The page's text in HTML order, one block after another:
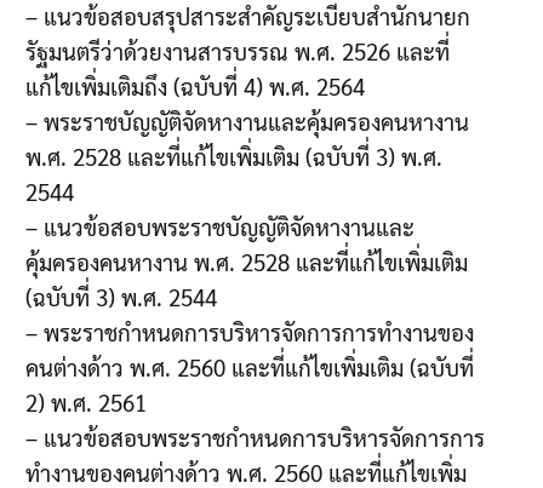
– แนวข้อสอบสรุปสาระสำคัญระเบียบสำนักนายก
รัฐมนตรีว่าด้วยงานสารบรรณ พ.ศ. 2526 และที่
แก้ไขเพิ่มเติมถึง (ฉบับที่ 4) พ.ศ. 2564
– พระราชบัญญัติจัดหางานและคุ้มครองคนหางาน
พ.ศ. 2528 และที่แก้ไขเพิ่มเติม (ฉบับที่ 3) พ.ศ.
2544
– แนวข้อสอบพระราชบัญญัติจัดหางานและ
คุ้มครองคนหางาน พ.ศ. 2528 และที่แก้ไขเพิ่มเติม
(ฉบับที่ 3) พ.ศ. 2544
– พระราชกำหนดการบริหารจัดการการทำงานของ
คนต่างด้าว พ.ศ. 2560 และที่แก้ไขเพิ่มเติม (ฉบับที่
2) พ.ศ. 2561
– แนวข้อสอบพระราชกำหนดการบริหารจัดการการ
ทำงานของคนต่างด้าว พ.ศ. 2560 และที่แก้ไขเพิ่ม